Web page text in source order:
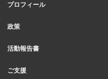
プロフィール
政策
活動報告書
ご支援